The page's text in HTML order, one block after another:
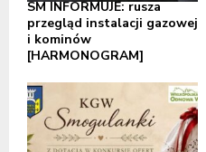
SM INFORMUJE: rusza
przegląd instalacji gazowej
i kominów
[HARMONOGRAM]